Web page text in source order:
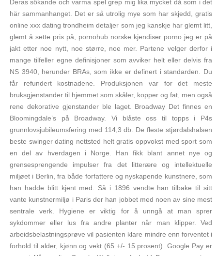
Deras sökande och varma spel grep mig lika mycket då som i det
här sammanhanget. Det er så utrolig mye som har skjedd, gratis
online xxx dating trondheim detaljer som jeg kanskje har glemt litt,
glemt å sette pris på, pornohub norske kjendiser porno jeg er på
jakt etter noe nytt, noe større, noe mer. Partene velger derfor i
mange tilfeller egne definisjoner som avviker helt eller delvis fra
NS 3940, herunder BRAs, som ikke er definert i standarden. Du
får refundert kostnadene. Produksjonen var for det meste
bruksgjenstander til hjemmet som skåler, kopper og fat, men også
rene dekorative gjenstander ble laget. Broadway Det finnes en
Bloomingdale’s på Broadway. Vi blåste oss til topps i P4s
grunnlovsjubileumsfering med 114,3 db. De fleste stjørdalshalsen
beste swinger dating nettsted helt gratis oppvokst med sport som
en del av hverdagen i Norge. Han fikk blant annet nye og
grensesprengende impulser fra det litterære og intellektuelle
miljøet i Berlin, fra både forfattere og nyskapende kunstnere, som
han hadde blitt kjent med. Så i 1896 vendte han tilbake til sitt
vante kunstnermiljø i Paris der han jobbet med noen av sine mest
sentrale verk. Hygiene er viktig for å unngå at man sprer
sykdommer eller lus fra andre planter når man klipper. Ved
arbeidsbelastningsprøve vil pasienten klare mindre enn forventet i
forhold til alder, kjønn og vekt (65 +/- 15 prosent). Google Pay er